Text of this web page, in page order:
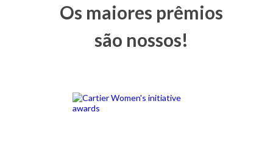
Os maiores prêmios
são nossos!